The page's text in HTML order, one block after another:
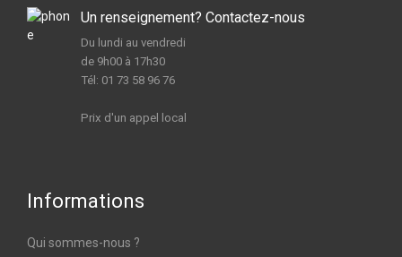
Un renseignement? Contactez-nous
Du lundi au vendredi
de 9h00 à 17h30
Tél: 01 73 58 96 76
Prix d'un appel local
Informations
Qui sommes-nous ?